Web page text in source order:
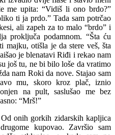
me upita: “Vidiš li ono brdo?”
ti ja prdo.” Tada sam potrčao
ali zapeh za to malo “brdo” i
proključa podamnom. “Šta ću
majku, otišla je da stere veš, šta
je blenatavi Riđi i rekao nam
još tu, ne bi bilo loše da vratimo
nam Roki da nove. Stajao sam
mu, skoro kroz plač, iznio
na pult, saslušao me bez
“Mrš!”
onih gorkih zidarskih kapljica
kupovao. Završio sam